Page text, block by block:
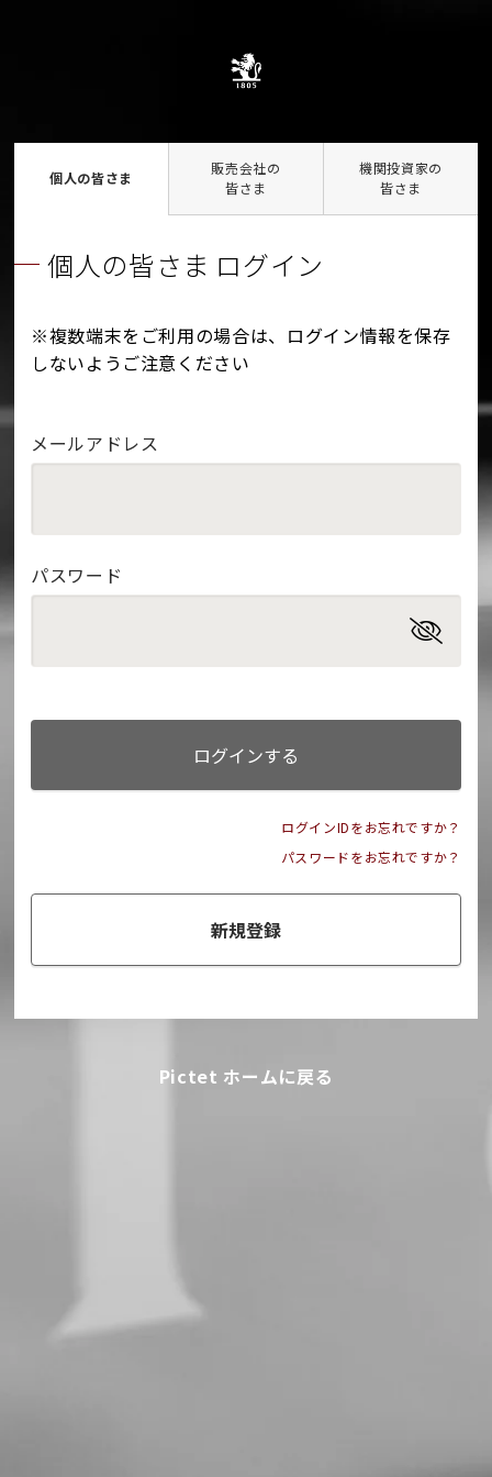
個人の皆さま
販売会社の
皆さま
機関投資家の
皆さま
個人の皆さま ログイン
※複数端末をご利用の場合は、ログイン情報を保存
しないようご注意ください
メールアドレス
パスワード
ログインする
ログインIDをお忘れですか？
パスワードをお忘れですか？
新規登録
Pictet ホームに戻る